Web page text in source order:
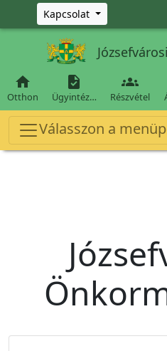
Ugrás a fő tartalomra
Kapcsolat

Otthon

Ügyintéz…

Részvétel
Válasszon a